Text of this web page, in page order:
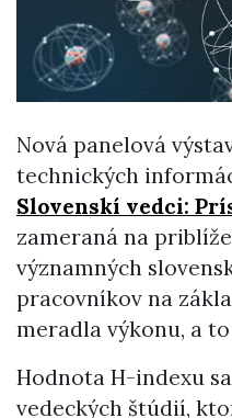
Nová panelová
technických
Slovenskí vedci:
zameraná na
významných
pracovníkov na
meradla výkonu, a
Hodnota H-indexu
vedeckých štúdií,